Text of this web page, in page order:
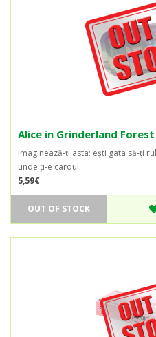
Alice in Grinderland
Imaginează-ți asta: ești gata să-ți
unde ți-e cardul..
5,59€
OUT OF STOCK